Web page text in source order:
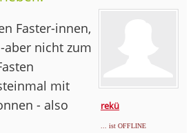
rekü
... ist OFFLINE
Faster-innen,
aber nicht zum
mit
- also